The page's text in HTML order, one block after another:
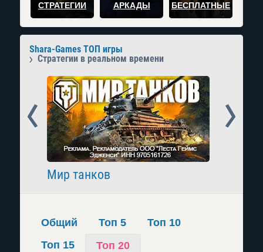
СТРАТЕГИИ АРКАДЫ БЕСПЛАТНЫЕ
Shara-Games ТОП игры
Стратегии в реальном времени
Мир танков
Prev
Общий Топ 5
Топ 10
Топ 15
Топ 20